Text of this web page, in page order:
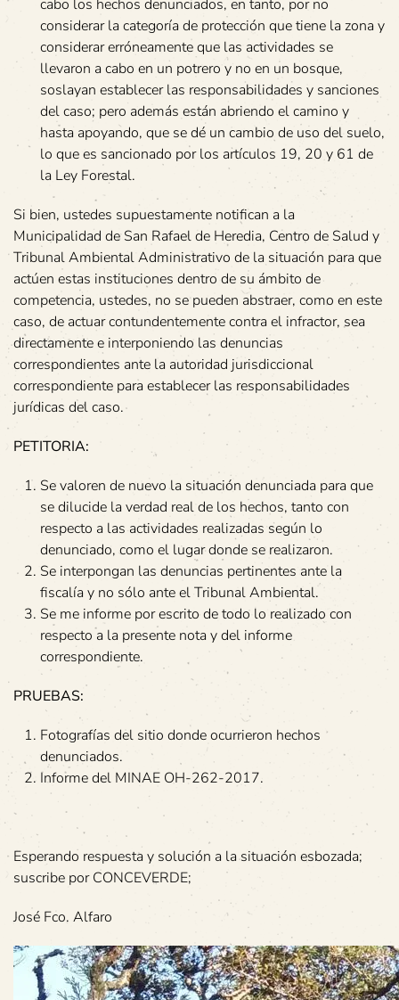
cabo los hechos denunciados, en tanto, por no
considerar la categoría de protección que tiene la zona y
considerar erróneamente que las actividades se
llevaron a cabo en un potrero y no en un bosque,
soslayan establecer las responsabilidades y sanciones
del caso; pero además están abriendo el camino y
hasta apoyando, que se dé un cambio de uso del suelo,
lo que es sancionado por los artículos 19, 20 y 61 de
la Ley Forestal.
Si bien, ustedes supuestamente notifican a la
Municipalidad de San Rafael de Heredia, Centro de Salud y
Tribunal Ambiental Administrativo de la situación para que
actúen estas instituciones dentro de su ámbito de
competencia, ustedes, no se pueden abstraer, como en este
caso, de actuar contundentemente contra el infractor, sea
directamente e interponiendo las denuncias
correspondientes ante la autoridad jurisdiccional
correspondiente para establecer las responsabilidades
jurídicas del caso.
PETITORIA:
Se valoren de nuevo la situación denunciada para que
se dilucide la verdad real de los hechos, tanto con
respecto a las actividades realizadas según lo
denunciado, como el lugar donde se realizaron.
Se interpongan las denuncias pertinentes ante la
fiscalía y no sólo ante el Tribunal Ambiental.
Se me informe por escrito de todo lo realizado con
respecto a la presente nota y del informe
correspondiente.
PRUEBAS:
Fotografías del sitio donde ocurrieron hechos
denunciados.
Informe del MINAE OH-262-2017.
Esperando respuesta y solución a la situación esbozada;
suscribe por CONCEVERDE;
José Fco. Alfaro